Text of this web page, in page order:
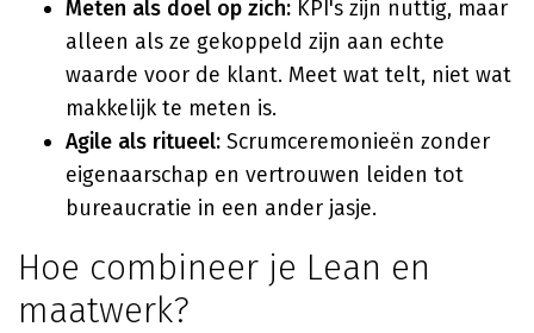
Meten als doel op zich: KPI's zijn nuttig, maar
alleen als ze gekoppeld zijn aan echte
waarde voor de klant. Meet wat telt, niet wat
makkelijk te meten is.
Agile als ritueel: Scrumceremonieën zonder
eigenaarschap en vertrouwen leiden tot
bureaucratie in een ander jasje.
Hoe combineer je Lean en
maatwerk?